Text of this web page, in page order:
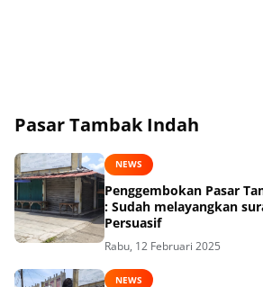
Pasar Tambak Indah
NEWS
Penggembokan Pasar
: Sudah melayangkan
Persuasif
Rabu, 12 Februari 2025
NEWS